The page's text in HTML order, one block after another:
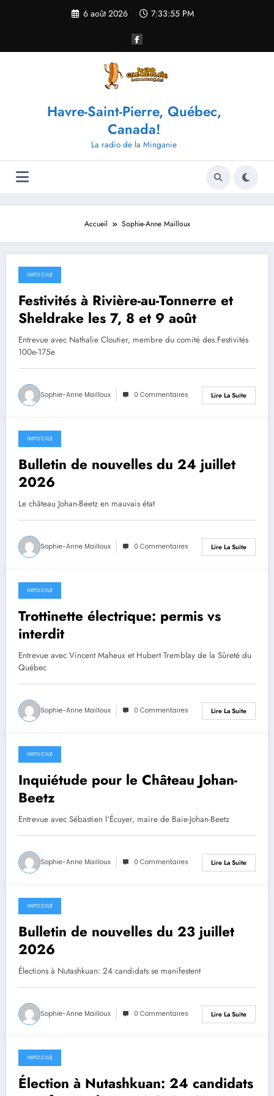
6 août 2026 7:33:56 PM
Havre-Saint-Pierre, Québec,
Canada!
La radio de la Minganie
Accueil Sophie-Anne Mailloux
24 juillet 2026
INFO CILE
Festivités à Rivière-au-Tonnerre et
Sheldrake les 7, 8 et 9 août
Entrevue avec Nathalie Cloutier, membre du comité des Festivités
100e-175e
Sophie-Anne Mailloux 0 Commentaires Lire La Suite
24 juillet 2026
INFO CILE
Bulletin de nouvelles du 24 juillet
2026
Le château Johan-Beetz en mauvais état
Sophie-Anne Mailloux 0 Commentaires Lire La Suite
23 juillet 2026
INFO CILE
Trottinette électrique: permis vs
interdit
Entrevue avec Vincent Maheux et Hubert Tremblay de la Sûreté du
Québec
Sophie-Anne Mailloux 0 Commentaires Lire La Suite
23 juillet 2026
INFO CILE
Inquiétude pour le Château Johan-
Beetz
Entrevue avec Sébastien l'Écuyer, maire de Baie-Johan-Beetz
Sophie-Anne Mailloux 0 Commentaires Lire La Suite
23 juillet 2026
INFO CILE
Bulletin de nouvelles du 23 juillet
2026
Élections à Nutashkuan: 24 candidats se manifestent
Sophie-Anne Mailloux 0 Commentaires Lire La Suite
22 juillet 2026
INFO CILE
Élection à Nutashkuan: 24 candidats